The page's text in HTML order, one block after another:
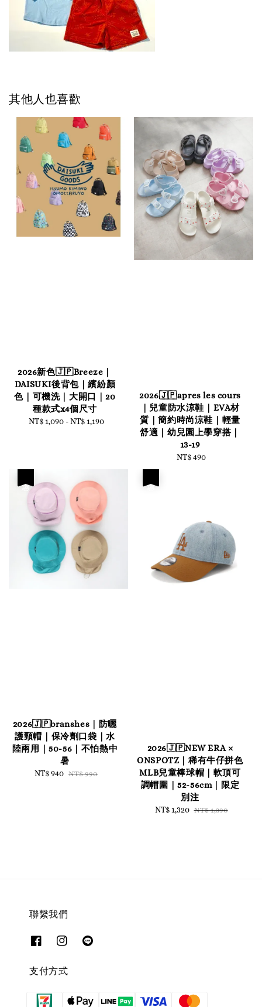
其他人也喜歡
2026新色🇯🇵Breeze｜
DAISUKI後背包｜繽紛顏
色｜可機洗｜大開口｜20
種款式x4個尺寸
Regular
NT$ 1,090-NT$ 1,190
2026🇯🇵apres les cours
｜兒童防水涼鞋｜EVA材
質｜簡約時尚涼鞋｜輕量
舒適｜幼兒園上學穿搭｜
13-19
Regular
NT$ 490
2026🇯🇵branshes｜防曬
護頸帽｜保冷劑口袋｜水
陸兩用｜50-56｜不怕熱中
暑
Sale
NT$ 940 Regular
NT$ 990
2026🇯🇵NEW ERA ×
ONSPOTZ｜稀有牛仔拼色
MLB兒童棒球帽｜軟頂可
調帽圍｜52-56cm｜限定
別注
Sale
NT$ 1,320 Regular
NT$ 1,390
聯繫我們
支付方式